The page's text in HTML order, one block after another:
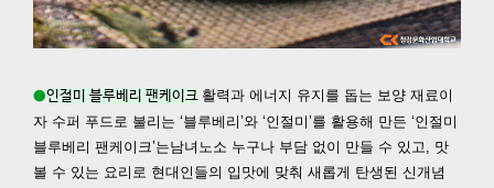
●인절미 블루베리 팬케이크 활력과 에너지 유지를 돕는 보양 재료이
자 수퍼 푸드로 불리는 ‘블루베리’와 ‘인절미’를 활용해 만든 ‘인절미
블루베리 팬케이크’는남녀노소 누구나 부담 없이 만들 수 있고, 맛
볼 수 있는 요리로 현대인들의 입맛에 맞춰 새롭게 탄생된 신개념